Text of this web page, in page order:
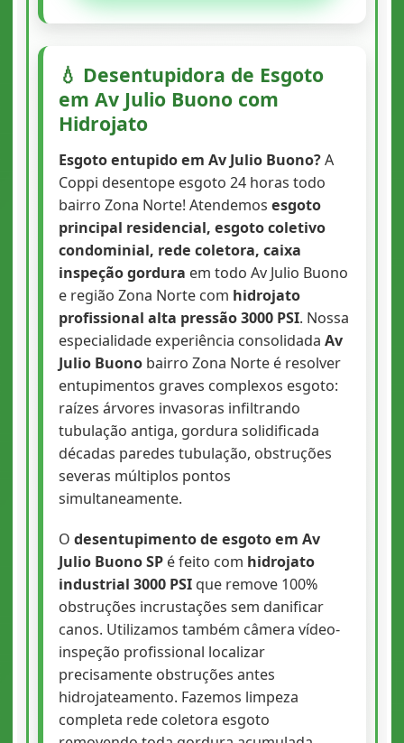
💧 Desentupidora de Esgoto
em Av Julio Buono com
Hidrojato
Esgoto entupido em Av Julio Buono?A
Coppi desentope esgoto 24 horas todo
bairro Zona Norte! Atendemos esgoto
principal residencial, esgoto coletivo
condominial, rede coletora, caixa
inspeção gordura em todo Av Julio Buono
e região Zona Norte com hidrojato
profissional alta pressão 3000 PSI. Nossa
especialidade experiência consolidada Av
Julio Buonobairro Zona Norte é resolver
entupimentos graves complexos esgoto:
raízes árvores invasoras infiltrando
tubulação antiga, gordura solidificada
décadas paredes tubulação, obstruções
severas múltiplos pontos
simultaneamente.
O desentupimento de esgoto em Av
Julio Buono SPé feito com hidrojato
industrial 3000 PSIque remove 100%
obstruções incrustações sem danificar
canos. Utilizamos também câmera vídeo-
inspeção profissional localizar
precisamente obstruções antes
hidrojateamento. Fazemos limpeza
completa rede coletora esgoto